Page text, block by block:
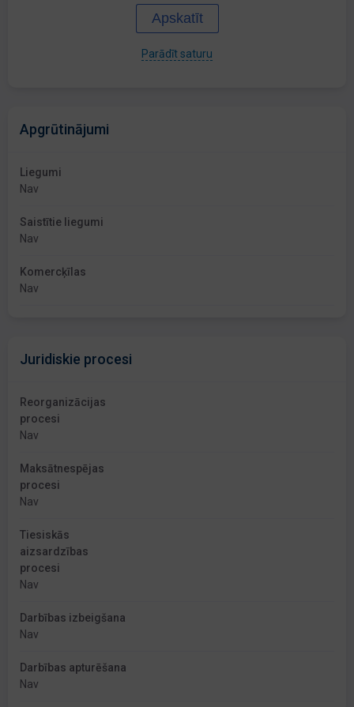
Apskatīt
Parādīt saturu
Apgrūtinājumi
Liegumi
Nav
Saistītie liegumi
Nav
Komercķīlas
Nav
Juridiskie procesi
Reorganizācijas
procesi
Nav
Maksātnespējas
procesi
Nav
Tiesiskās
aizsardzības
procesi
Nav
Darbības izbeigšana
Nav
Darbības apturēšana
Nav